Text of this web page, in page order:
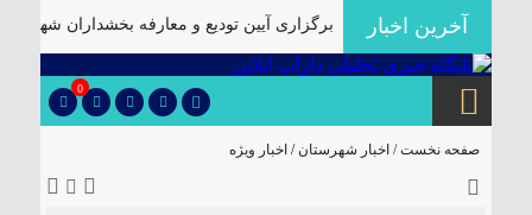
آخرین اخبارمسئولان است ۞ برگزاری آیین تودیع و معارفه بخشداران
0
صفحه نخست / اخبار شهرستان/ اخبار ویژه